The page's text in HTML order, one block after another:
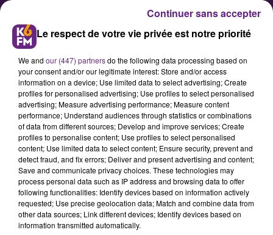
Dall'Oglio et Borg aux premières
rencontres de l'industrie de la
CGPME Côte-d'Or
Ce mercredi, la CGPME de Côte-d'Or
organise ses premières "rencontres
de l'industrie". Une soirée où les
Le respect de votre vie privée est notre priorité
We and our (447) partnersdo the following data processing based on
your consent and/or our legitimate interest: Store and/or access
information on a device; Use limited data to select advertising; Create
profiles for personalised advertising; Use profiles to select personalised
advertising; Measure advertising performance; Measure content
performance; Understand audiences through statistics or combinations
of data from different sources; Develop and improve services; Create
profiles to personalise content; Use profiles to select personalised
content; Use limited data to select content; Ensure security, prevent and
detect fraud, and fix errors; Deliver and present advertising and content;
Save and communicate privacy choices. These technologies may
process personal data such as IP address and browsing data to offer
following functionalities: Identify devices based on information actively
requested; Use precise geolocation data; Match and combine data from
other data sources; Link different devices; Identify devices based on
information transmitted automatically.
Continuer sans accepter